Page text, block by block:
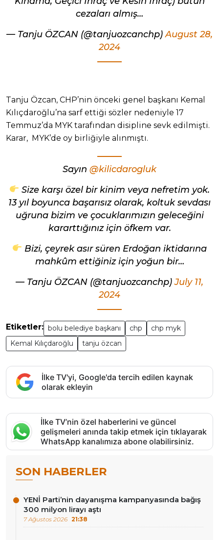
cezaları almış…
— Tanju ÖZCAN (@tanjuozcanchp)August 28,
2024
Tanju Özcan, CHP’nin önceki genel başkanı Kemal
Kılıçdaroğlu’na sarf ettiği sözler nedeniyle 17
Temmuz’da MYK tarafından disipline sevk edilmişti.
Karar, MYK’de oy birliğiyle alınmıştı.
Sayın @kilicdarogluk
Size karşı özel bir kinim veya nefretim yok.
13 yıl boyunca başarısız olarak, koltuk sevdası
uğruna bizim ve çocuklarımızın geleceğini
kararttığınız için öfkem var.
Bizi, çeyrek asır süren Erdoğan iktidarına
mahkûm ettiğiniz için yoğun bir…
— Tanju ÖZCAN (@tanjuozcanchp)July 11,
2024
Etiketler: bolu belediye başkanı chp
chp myk
Kemal Kılıçdaroğlu
tanju özcan
İlke TV'yi, Google'da tercih edilen kaynak
olarak ekleyin
İlke TV’nin özel haberlerini ve güncel
gelişmeleri anında takip etmek için tıklayarak
WhatsApp kanalımıza abone olabilirsiniz.
SON HABERLER
YENİ Parti’nin dayanışma kampanyasında bağış
300 milyon lirayı aştı
7 Ağustos 2026 21:38